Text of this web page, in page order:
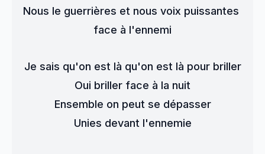
Nous le guerrières et nous voix puissantes
face à l'ennemi
Je sais qu'on est là qu'on est là pour briller
Oui briller face à la nuit
Ensemble on peut se dépasser
Unies devant l'ennemie